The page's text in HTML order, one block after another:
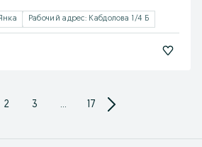
Рабочий адрес: Кабдолова 1/4 Б
2 3 ... 17